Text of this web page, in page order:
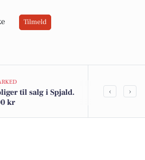
Tilmeld
til salg i Spjald.
kr
Tag en
‹ ›